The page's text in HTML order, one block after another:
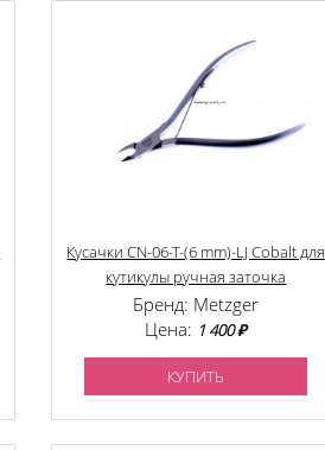
Кусачки CN-06-T-(6 mm)-LJ Cobalt для
кутикулы ручная заточка
Бренд: Metzger
Цена: 1 400 ₽
КУПИТЬ